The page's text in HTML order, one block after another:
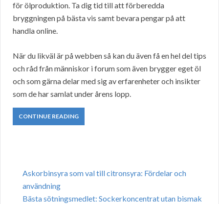
för ölproduktion. Ta dig tid till att förberedda
bryggningen på bästa vis samt bevara pengar på att
handla online.
När du likväl är på webben så kan du även få en hel del tips
och råd från människor i forum som även brygger eget öl
och som gärna delar med sig av erfarenheter och insikter
som de har samlat under årens lopp.
CONTINUE READING
Askorbinsyra som val till citronsyra: Fördelar och
användning
Bästa sötningsmedlet: Sockerkoncentrat utan bismak